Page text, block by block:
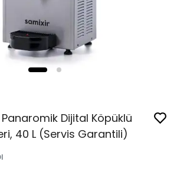
Dijital Köpüklü
40 L (Servis Garantili)